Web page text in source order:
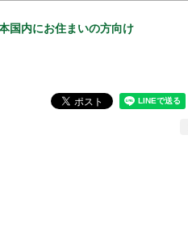
国内にお住まいの方向け